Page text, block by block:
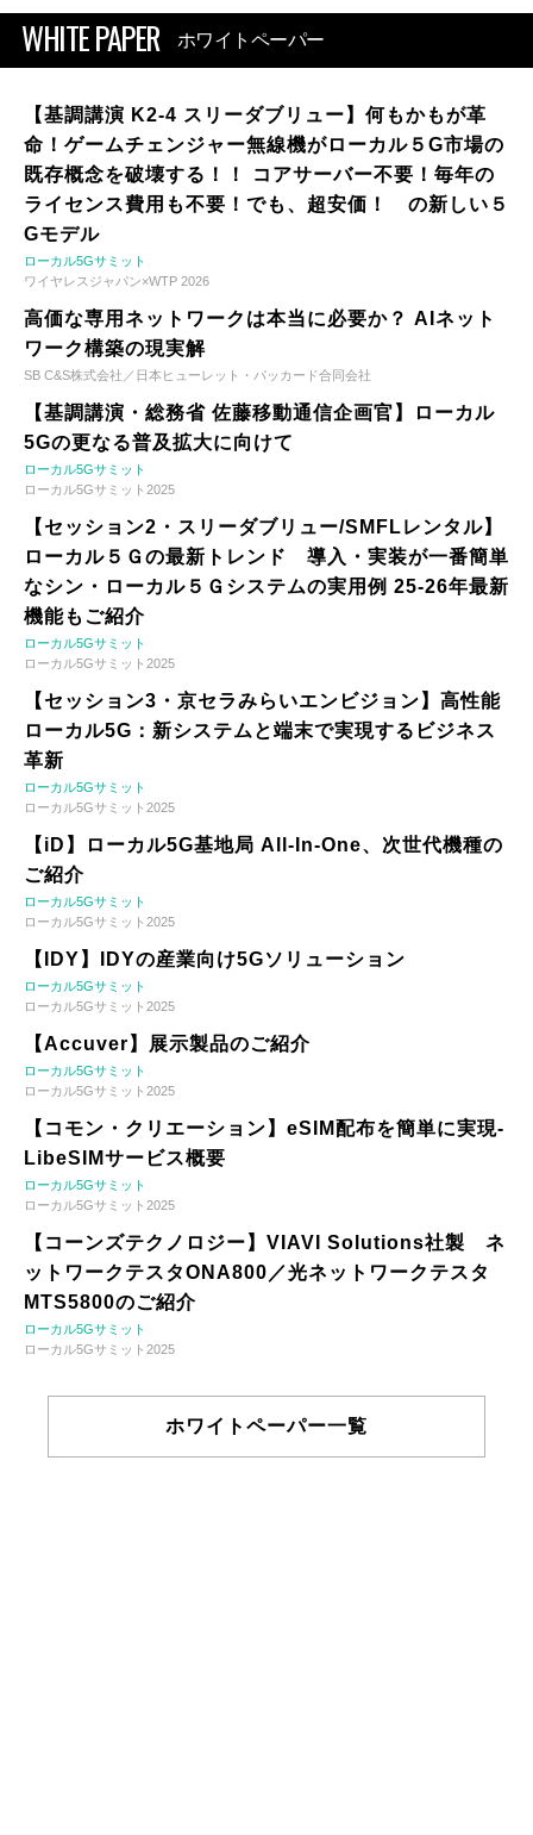
WHITE PAPER ホワイトペーパー
【基調講演 K2-4 スリーダブリュー】何もかもが革
命！ゲームチェンジャー無線機がローカル５G市場の
既存概念を破壊する！！ コアサーバー不要！毎年の
ライセンス費用も不要！でも、超安価！ の新しい５
Gモデル
ローカル5Gサミット
ワイヤレスジャパン×WTP 2026
高価な専用ネットワークは本当に必要か？ AIネット
ワーク構築の現実解
SB C&S株式会社／日本ヒューレット・パッカード合同会社
【基調講演・総務省 佐藤移動通信企画官】ローカル
5Gの更なる普及拡大に向けて
ローカル5Gサミット
ローカル5Gサミット2025
【セッション2・スリーダブリュー/SMFLレンタル】
ローカル５Ｇの最新トレンド 導入・実装が一番簡単
なシン・ローカル５Ｇシステムの実用例 25-26年最新
機能もご紹介
ローカル5Gサミット
ローカル5Gサミット2025
【セッション3・京セラみらいエンビジョン】高性能
ローカル5G：新システムと端末で実現するビジネス
革新
ローカル5Gサミット
ローカル5Gサミット2025
【iD】ローカル5G基地局 All-In-One、次世代機種の
ご紹介
ローカル5Gサミット
ローカル5Gサミット2025
【IDY】IDYの産業向け5Gソリューション
ローカル5Gサミット
ローカル5Gサミット2025
【Accuver】展示製品のご紹介
ローカル5Gサミット
ローカル5Gサミット2025
【コモン・クリエーション】eSIM配布を簡単に実現-
LibeSIMサービス概要
ローカル5Gサミット
ローカル5Gサミット2025
【コーンズテクノロジー】VIAVI Solutions社製 ネ
ットワークテスタONA800／光ネットワークテスタ
MTS5800のご紹介
ローカル5Gサミット
ローカル5Gサミット2025
ホワイトペーパー一覧